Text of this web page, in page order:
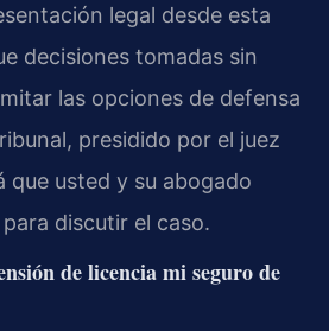
legal desde esta
decisiones tomadas sin
las opciones de defensa
presidido por el juez
que usted y su abogado
discutir el caso.
de licencia mi seguro de